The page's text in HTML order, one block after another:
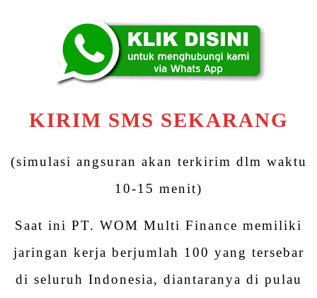
KIRIM SMS SEKARANG
(simulasi angsuran akan terkirim dlm waktu
10-15 menit)
Saat ini PT. WOM Multi Finance memiliki
jaringan kerja berjumlah 100 yang tersebar
di seluruh Indonesia, diantaranya di pulau